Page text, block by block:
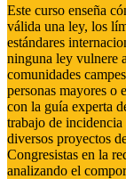
Este curso enseña
válida una ley, los
estándares
ninguna ley vulnere
comunidades
personas mayores o
con la guía experta
trabajo de
diversos proyectos
Congresistas en la
analizando el